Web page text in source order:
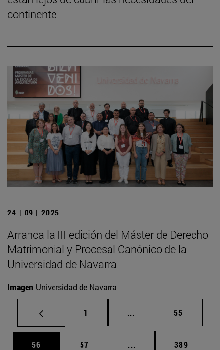
continente
24 | 09 | 2025
Arranca la III edición del Máster de Derecho
Matrimonial y Procesal Canónico de la
Universidad de Navarra
Imagen Universidad de Navarra
Página
1 ... Páginas intermedias
Página
55
Página
56 Página
57 ... Páginas intermedias
Página
389